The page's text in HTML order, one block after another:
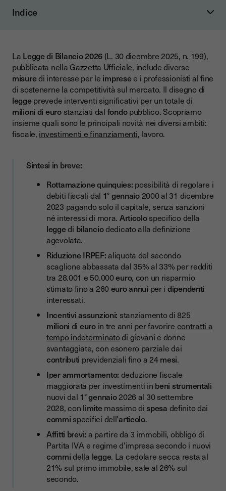
Indice
Aliquota Irpef per il secondo scaglione dal 35% al 33%
440 euro in meno sulle detrazioni al 19% per redditi oltre
200.000 euro
Tassazione al 5% degli incrementi contributivi per i
dipendenti del privato
Aliquota sostitutiva all'1% sui premi di risultato o di
partecipazione agli utili d'impresa
elettronici
Tabella riepilogativa delle misure fiscali
Le novità per quanto riguarda la forza lavoro
Incentivi all'assunzione a tempo indeterminato di giovani e
donne svantaggiate
Bonus per lavoratrici con due o più figli
Esonero contributivo totale per lavoratrici con tre o più figli
Esonero contributivo totale per il passaggio da part-time a
full-time con almeno tre figli
Più congedo parentale
Contratti a tempo determinato prolungati in caso di
sostituzione per congedo
Investimenti e finanziamenti
Cosa cambia per gli affitti brevi
Rendi più efficiente la tua azienda o la tua attività
professionale con Youtrust
La Legge di Bilancio 2026 (L. 30 dicembre 2025, n. 199),
pubblicata nella Gazzetta Ufficiale, include diverse
misuredi interesse per le impresee i professionisti al fine
di sostenerne la competitività sul mercato. Il disegno di
leggeprevede interventi significativi per un totale di
milioni di eurostanziati dal fondopubblico. Scopriamo
insieme quali sono le principali novità nei diversi ambiti:
fiscale, investimenti e finanziamenti, lavoro.
Sintesi in breve:
Rottamazione quinquies: possibilità di regolare i
debiti fiscali dal 1° gennaio2000 al 31 dicembre
2023 pagando solo il capitale, senza sanzioni
né interessi di mora. Articolospecifico della
leggedi bilanciodedicato alla definizione
agevolata.
Riduzione IRPEF:aliquota del secondo
scaglione abbassata dal 35% al 33% per redditi
tra 28.001 e 50.000euro, con un risparmio
stimato fino a 260euro annui per i dipendenti
interessati.
Incentivi assunzioni: stanziamento di 825
milioni di euroin tre anni per favorire contratti a
tempo indeterminatodi giovani e donne
svantaggiate, con esonero parziale dai
contributi previdenziali fino a 24mesi.
Iper ammortamento: deduzione fiscale
maggiorata per investimenti in beni strumentali
nuovi dal 1° gennaio2026 al 30 settembre
2028, con limitemassimo dispesa definito dai
commi specifici dell'articolo.
Affitti brevi: a partire da 3 immobili, obbligo di
Partita IVA e regime d'impresa secondo i nuovi
commidella legge. La cedolare secca resta al
21% sul primo immobile, sale al 26% sul
secondo.